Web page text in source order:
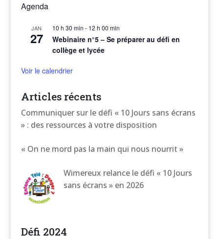
Agenda
JAN
27
10 h 30 min - 12 h 00 min
Webinaire n°5 – Se préparer au défi en
collège et lycée
Voir le calendrier
Articles récents
Communiquer sur le défi « 10 Jours sans écrans
» : des ressources à votre disposition
« On ne mord pas la main qui nous nourrit »
Wimereux relance le défi « 10 Jours
sans écrans » en 2026
Défi 2024